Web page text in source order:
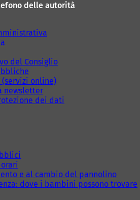
delle autorità
del Consiglio
online)
newsletter
dei dati
e al cambio del pannolino
dove i bambini possono trovare